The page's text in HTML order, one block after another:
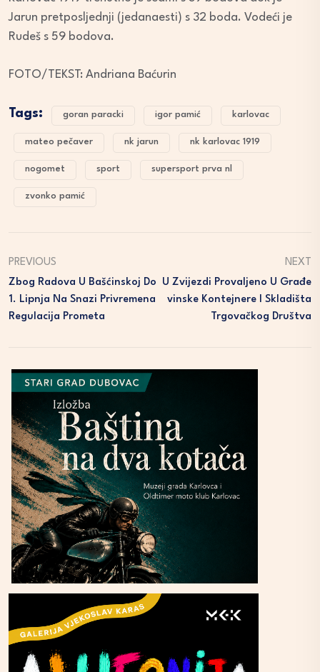
Jarun pretposljednji (jedanaesti) s 32 boda. Vodeći je
Rudeš s 59 bodova.
FOTO/TEKST: Andriana Baćurin
Tags: goran paracki igor pamić karlovac
mateo pečaver nk jarun nk karlovac 1919
nogomet sport supersport prva nl
zvonko pamić
PREVIOUS
Zbog Radova U Bašćinskoj Do
1. Lipnja Na Snazi Privremena
Regulacija Prometa
NEXT
U Zvijezdi Provaljeno U Građe
Vinske Kontejnere I Skladišta
Trgovačkog Društva